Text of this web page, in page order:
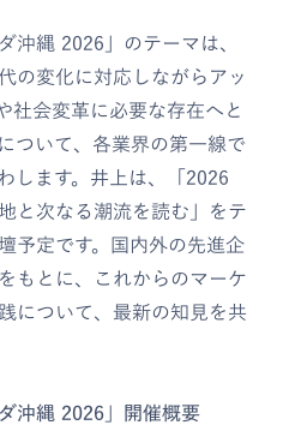
沖縄 2026」のテーマは、
の変化に対応しながらアッ
社会変革に必要な存在へと
ついて、各業界の第一線で
します。井上は、「2026
と次なる潮流を読む」をテ
予定です。国内外の先進企
もとに、これからのマーケ
について、最新の知見を共
沖縄 2026」開催概要